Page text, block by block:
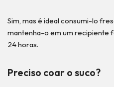
Sim, mas é ideal consumi-lo
mantenha-o em um recipiente
24 horas.
Preciso coar o suco?